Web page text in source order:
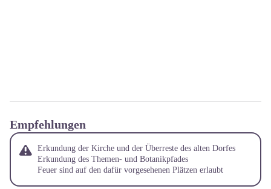
Empfehlungen
Erkundung der Kirche und der Überreste des alten Dorfes
Erkundung des Themen- und Botanikpfades
Feuer sind auf den dafür vorgesehenen Plätzen erlaubt